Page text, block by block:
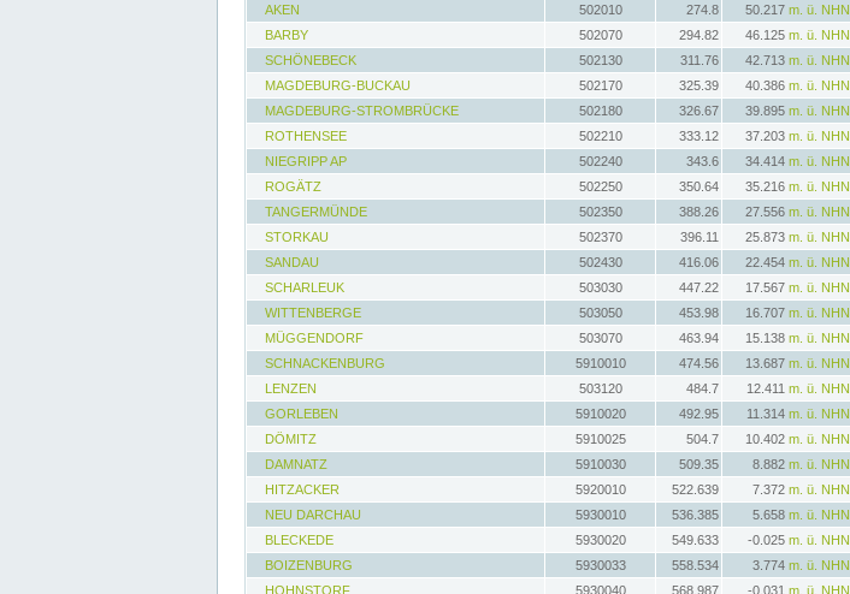
AKEN
502010 274.8 50.217 m. ü. NHN
BARBY
502070 294.82 46.125 m. ü. NHN
SCHÖNEBECK
502130 311.76 42.713 m. ü. NHN
MAGDEBURG-BUCKAU
502170 325.39 40.386 m. ü. NHN
MAGDEBURG-STROMBRÜCKE
502180 326.67 39.895 m. ü. NHN
ROTHENSEE
502210 333.12 37.203 m. ü. NHN
NIEGRIPP AP
502240 343.6 34.414 m. ü. NHN
ROGÄTZ
502250 350.64 35.216 m. ü. NHN
TANGERMÜNDE
502350 388.26 27.556 m. ü. NHN
STORKAU
502370 396.11 25.873 m. ü. NHN
SANDAU
502430 416.06 22.454 m. ü. NHN
SCHARLEUK
503030 447.22 17.567 m. ü. NHN
WITTENBERGE
503050 453.98 16.707 m. ü. NHN
MÜGGENDORF
503070 463.94 15.138 m. ü. NHN
SCHNACKENBURG
5910010 474.56 13.687 m. ü. NHN
LENZEN
503120 484.7 12.411 m. ü. NHN
GORLEBEN
5910020 492.95 11.314 m. ü. NHN
DÖMITZ
5910025 504.7 10.402 m. ü. NHN
DAMNATZ
5910030 509.35 8.882 m. ü. NHN
HITZACKER
5920010 522.639 7.372 m. ü. NHN
NEU DARCHAU
5930010 536.385 5.658 m. ü. NHN
BLECKEDE
5930020 549.633 -0.025 m. ü. NHN
BOIZENBURG
5930033 558.534 3.774 m. ü. NHN
HOHNSTORF
5930040 568.987 -0.031 m. ü. NHN